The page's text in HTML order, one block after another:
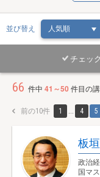
並び替え
チェッ
66 件中 41～50件目の
前の10件 1 ... 4 5
板
政治
国マ